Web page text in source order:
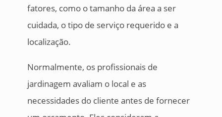
fatores, como o tamanho da área a ser
cuidada, o tipo de serviço requerido e a
localização.
Normalmente, os profissionais de
jardinagem avaliam o local e as
necessidades do cliente antes de fornecer